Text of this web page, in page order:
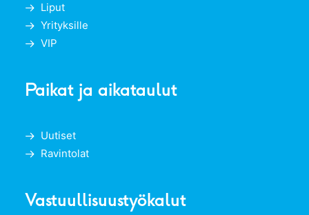
Liput
Yrityksille
VIP
Paikat ja aikataulut
Uutiset
Ravintolat
Vastuullisuustyökalut